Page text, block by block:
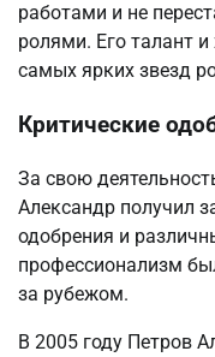
работами и не
ролями. Его талант
самых ярких звезд
Критические
За свою
Александр получил
одобрения и
профессионализм
за рубежом.
В 2005 году Петров